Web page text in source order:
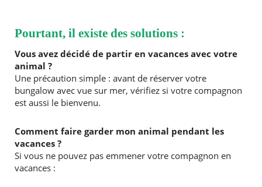
Pourtant, il existe des solutions :
Vous avez décidé de partir en vacances avec votre
animal ?
Une précaution simple : avant de réserver votre
bungalow avec vue sur mer, vérifiez si votre compagnon
est aussi le bienvenu.
Comment faire garder mon animal pendant les
vacances ?
Si vous ne pouvez pas emmener votre compagnon en
vacances :